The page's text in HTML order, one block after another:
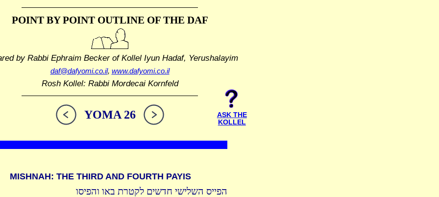
POINT BY POINT OUTLINE OF THE DAF
by Rabbi Ephraim Beckerof Kollel Iyun Hadaf, Yerushalayim
daf@dafyomi.co.il, www.dafyomi.co.il
Rosh Kollel: Rabbi Mordecai Kornfeld
YOMA 26
ASK THE
KOLLEL
MISHNAH: THE THIRD AND FOURTH PAYIS
הפייס השלישי חדשים לקטרת באו והפיסו